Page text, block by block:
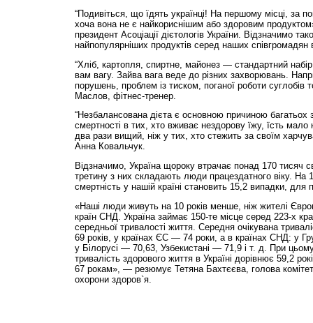
“Подивіться, що їдять українці! На першому місці, за
хоча вона не є найкориснішим або здоровим
президент Асоціації дієтологів України. Відзначимо
найпопулярніших продуктів серед наших співгромадян
“Хліб, картопля, спиртне, майонез — стандартний набір
вам вагу. Зайва вага веде до різних захворювань.
порушень, проблем із тиском, поганої роботи суглобів
Маслов, фітнес-тренер.
“Незбалансована дієта є основною причиною багатьох
смертності в тих, хто вживає нездорову їжу, їсть
два рази вищий, ніж у тих, хто стежить за своїм
Анна Ковальчук.
Відзначимо, Україна щороку втрачає понад 170 тисяч
третину з них складають люди працездатного віку. На
смертність у нашій країні становить 15,2 випадки,
«Наші люди живуть на 10 років менше, ніж жителі
країн СНД. Україна займає 150-те місце серед 223-х
середньої тривалості життя. Середня очікувана
69 років, у країнах ЄС — 74 роки, а в країнах СНД: у
у Білорусі — 70,63, Узбекистані — 71,9 і т. д. При
тривалість здорового життя в Україні дорівнює 59,2
67 рокам», — резюмує Тетяна Бахтєєва, голова
охорони здоров`я.